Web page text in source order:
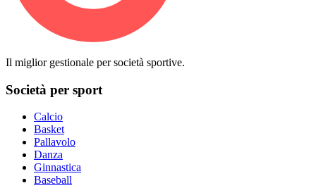
Il miglior gestionale per società sportive.
Società per sport
Calcio
Basket
Pallavolo
Danza
Ginnastica
Baseball